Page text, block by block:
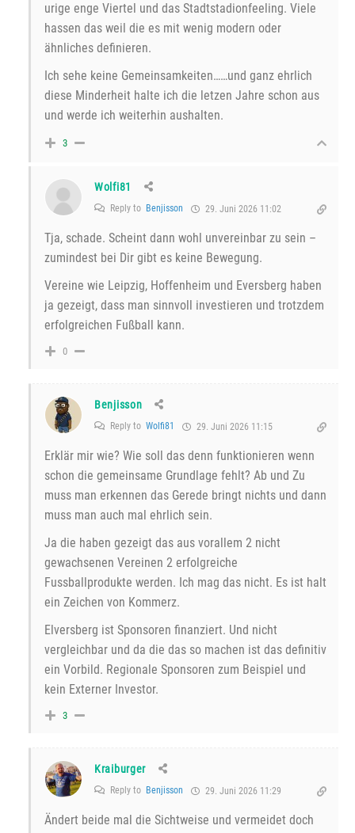
urige enge Viertel und das Stadtstadionfeeling. Viele
hassen das weil die es mit wenig modern oder
ähnliches definieren.
Ich sehe keine Gemeinsamkeiten……und ganz ehrlich
diese Minderheit halte ich die letzen Jahre schon aus
und werde ich weiterhin aushalten.
3
Wolfi81
Reply to Benjisson 29. Juni 2026 11:02
Tja, schade. Scheint dann wohl unvereinbar zu sein –
zumindest bei Dir gibt es keine Bewegung.
Vereine wie Leipzig, Hoffenheim und Eversberg haben
ja gezeigt, dass man sinnvoll investieren und trotzdem
erfolgreichen Fußball kann.
0
Benjisson
Reply to Wolfi81 29. Juni 2026 11:15
Erklär mir wie? Wie soll das denn funktionieren wenn
schon die gemeinsame Grundlage fehlt? Ab und Zu
muss man erkennen das Gerede bringt nichts und dann
muss man auch mal ehrlich sein.
Ja die haben gezeigt das aus vorallem 2 nicht
gewachsenen Vereinen 2 erfolgreiche
Fussballprodukte werden. Ich mag das nicht. Es ist halt
ein Zeichen von Kommerz.
Elversberg ist Sponsoren finanziert. Und nicht
vergleichbar und da die das so machen ist das definitiv
ein Vorbild. Regionale Sponsoren zum Beispiel und
kein Externer Investor.
3
Kraiburger
Reply to Benjisson 29. Juni 2026 11:29
Ändert beide mal die Sichtweise und vermeidet doch